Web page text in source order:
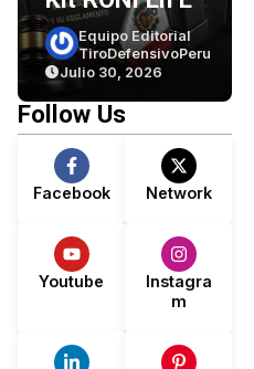
Perú? Lo Que
Dice La Ley… Y
Lo Que No
Dice.
Equipo Editorial
TiroDefensivoPeru
Julio 30, 2026
Follow Us
Facebook Network
Youtube
Instagra
m